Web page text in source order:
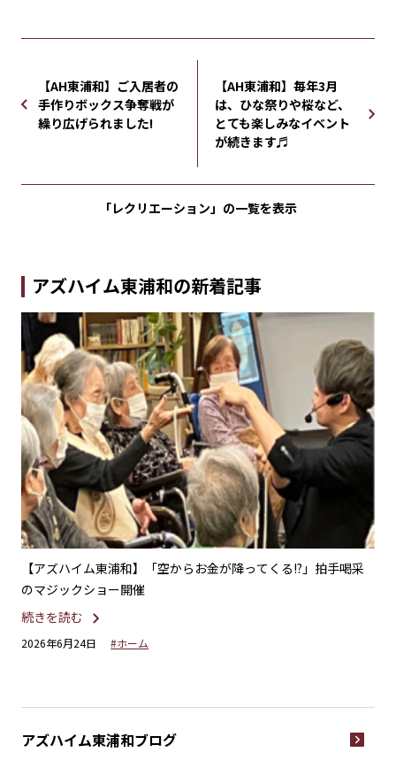
【AH東浦和】ご入居者の
手作りボックス争奪戦が
繰り広げられました!
【AH東浦和】毎年3月
は、ひな祭りや桜など、
とても楽しみなイベント
が続きます♬
「レクリエーション」の一覧を表示
アズハイム東浦和の新着記事
【アズハイム東浦和】「空からお金が降ってくる!?」拍手喝采
のマジックショー開催
続きを読む
2026年6月24日 #ホーム
アズハイム東浦和ブログ